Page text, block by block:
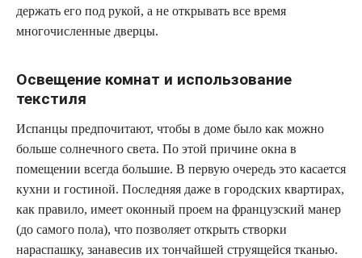
держать его под рукой, а не открывать все время
многочисленные дверцы.
Освещение комнат и использование
текстиля
Испанцы предпочитают, чтобы в доме было как можно
больше солнечного света. По этой причине окна в
помещении всегда большие. В первую очередь это касается
кухни и гостиной. Последняя даже в городских квартирах,
как правило, имеет оконный проем на французский манер
(до самого пола), что позволяет открыть створки
нараспашку, занавесив их тончайшей струящейся тканью.